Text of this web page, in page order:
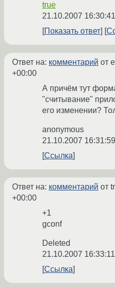
true
21.10.2007
Показать ответ
Ответ на: комментарий от
+00:00
А причём тут
"считывание"
его изменении?
anonymous
21.10.2007
Ссылка
Ответ на: комментарий от
+00:00
+1
gconf
Deleted
21.10.2007
Ссылка